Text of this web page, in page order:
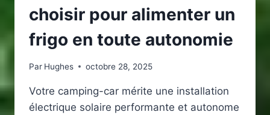
choisir pour alimenter un
frigo en toute autonomie
Par Hughes octobre 28, 2025
Votre camping-car mérite une installation
électrique solaire performante et autonome